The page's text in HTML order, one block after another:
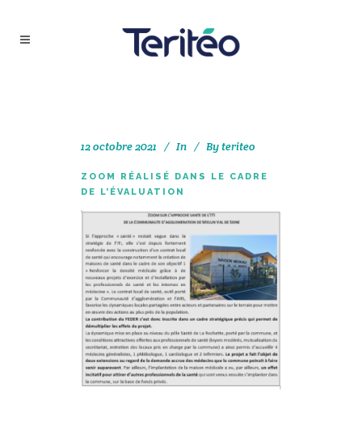
12 octobre 2021 In Byteriteo
ZOOM RÉALISÉ DANS LE CADRE
DE L’ÉVALUATION